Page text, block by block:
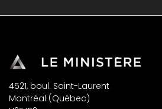
4521, boul. Saint-Laurent
Montréal (Québec)